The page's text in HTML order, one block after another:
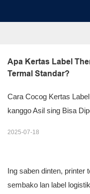
Apa Kertas Label
Termal Standar?
Cara Cocog Kertas
kanggo Asil sing Bisa
2025-07-18
Ing saben dinten,
sembako lan label